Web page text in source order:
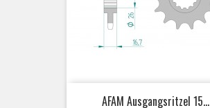
AFAM Ausgangsritzel 15...